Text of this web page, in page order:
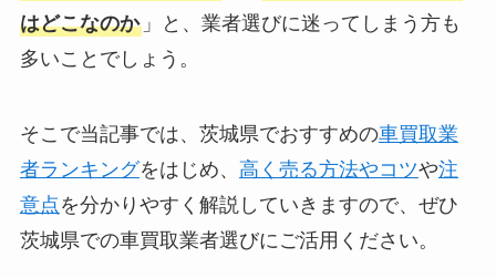
はどこなのか」と、業者選びに迷ってしまう方も
多いことでしょう。
そこで当記事では、茨城県でおすすめの車買取業
者ランキングをはじめ、 高く売る方法やコツや注
意点を分かりやすく解説していきますので、ぜひ
茨城県での車買取業者選びにご活用ください。